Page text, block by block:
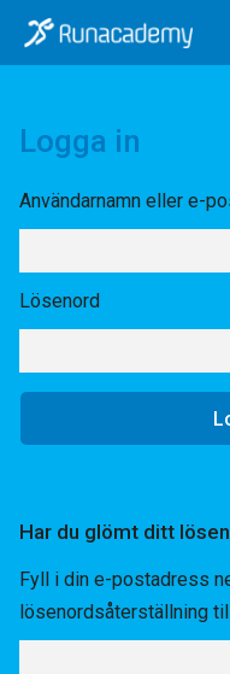
Logga in
Användarnamn eller e-
Lösenord
Har du glömt ditt
Fyll i din e-postadress
lösenordsåterställning